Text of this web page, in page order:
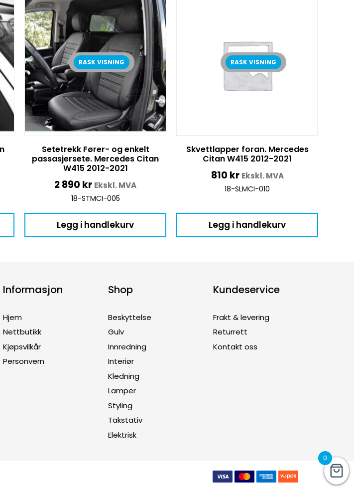
RASK VISNING
Setetrekk Fører- og enkelt
passasjersete. Mercedes Citan
W415 2012-2021
2 890 kr Ekskl. MVA
18-STMCI-005
Legg i handlekurv
RASK VISNING
Skvettlapper foran. Mercedes
Citan W415 2012-2021
810 kr Ekskl. MVA
18-SLMCI-010
Legg i handlekurv
Informasjon
Hjem
Nettbutikk
Kjøpsvilkår
Personvern
Shop
Beskyttelse
Gulv
Innredning
Interiør
Kledning
Lamper
Styling
Takstativ
Elektrisk
Kundeservice
Frakt & levering
Returrett
Kontakt oss
0